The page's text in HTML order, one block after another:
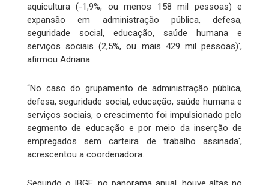
aquicultura (-1,9%, ou menos 158 mil pessoas) e
expansão em administração pública, defesa,
seguridade social, educação, saúde humana e
serviços sociais (2,5%, ou mais 429 mil pessoas)',
afirmou Adriana.
“No caso do grupamento de administração pública,
defesa, seguridade social, educação, saúde humana e
serviços sociais, o crescimento foi impulsionado pelo
segmento de educação e por meio da inserção de
empregados sem carteira de trabalho assinada',
acrescentou a coordenadora.